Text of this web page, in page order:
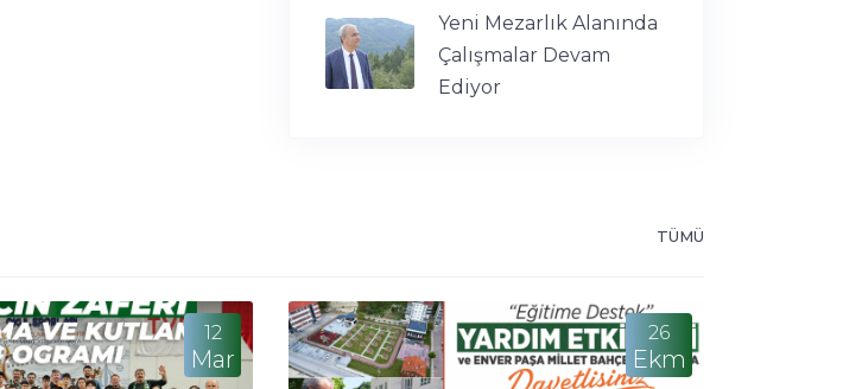
Yeni Mezarlık Alanında
Çalışmalar Devam
Ediyor
TÜMÜ
12
Mar
26
Ekm